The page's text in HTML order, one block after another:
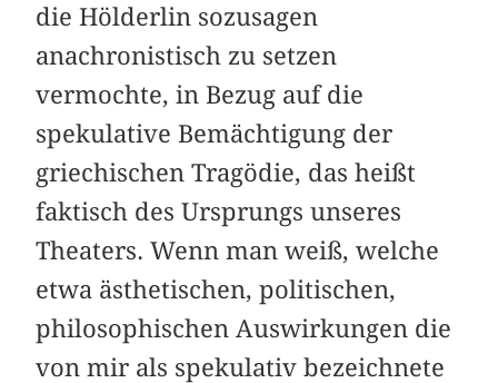
die Hölderlin sozusagen
anachronistisch zu setzen
vermochte, in Bezug auf die
spekulative Bemächtigung der
griechischen Tragödie, das heißt
faktisch des Ursprungs unseres
Theaters. Wenn man weiß, welche
etwa ästhetischen, politischen,
philosophischen Auswirkungen die
von mir als spekulativ bezeichnete